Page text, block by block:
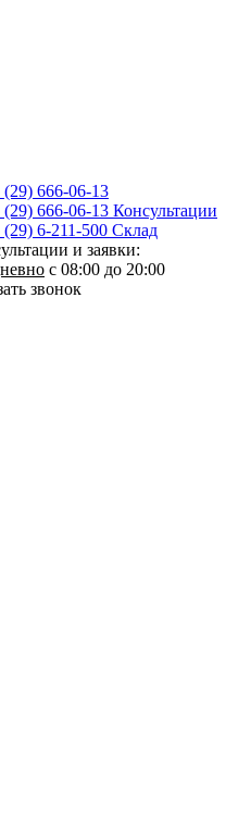
(29) 666-06-13
(29) 666-06-13 Консультации
(29) 6-211-500 Склад
и заявки:
с 08:00 до 20:00
звонок